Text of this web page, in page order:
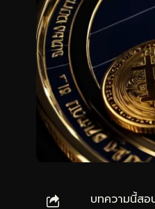
บทความนี้สอ